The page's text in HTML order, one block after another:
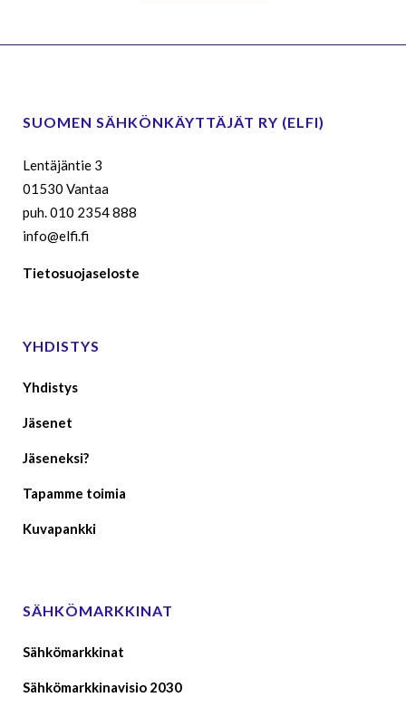
SUOMEN SÄHKÖNKÄYTTÄJÄT RY (ELFI)
Lentäjäntie 3
01530 Vantaa
puh. 010 2354 888
info@elfi.fi
Tietosuojaseloste
YHDISTYS
Yhdistys
Jäsenet
Jäseneksi?
Tapamme toimia
Kuvapankki
SÄHKÖMARKKINAT
Sähkömarkkinat
Sähkömarkkinavisio 2030